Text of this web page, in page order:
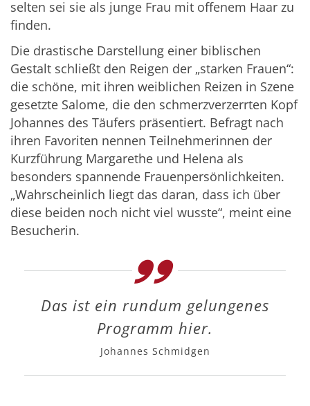
selten sei sie als junge Frau mit offenem Haar zu
finden.
Die drastische Darstellung einer biblischen
Gestalt schließt den Reigen der „starken Frauen“:
die schöne, mit ihren weiblichen Reizen in Szene
gesetzte Salome, die den schmerzverzerrten Kopf
Johannes des Täufers präsentiert. Befragt nach
ihren Favoriten nennen Teilnehmerinnen der
Kurzführung Margarethe und Helena als
besonders spannende Frauenpersönlichkeiten.
„Wahrscheinlich liegt das daran, dass ich über
diese beiden noch nicht viel wusste“, meint eine
Besucherin.
Das ist ein rundum gelungenes
Programm hier.
Johannes Schmidgen